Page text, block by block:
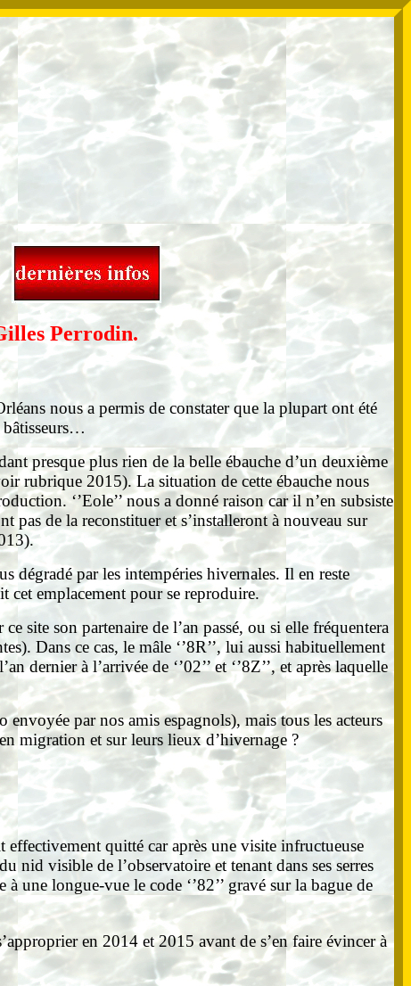
Perrodin.
nous a permis de constater que la plupart ont été
bâtisseurs…
presque plus rien de la belle ébauche d’un deuxième
rubrique 2015). La situation de cette ébauche nous
‘’Eole’’ nous a donné raison car il n’en subsiste
pas de la reconstituer et s’installeront à nouveau sur
dégradé par les intempéries hivernales. Il en reste
cet emplacement pour se reproduire.
site son partenaire de l’an passé, ou si elle fréquentera
Dans ce cas, le mâle ‘’8R’’, lui aussi habituellement
à l’arrivée de ‘’02’’ et ‘’8Z’’, et après laquelle
par nos amis espagnols), mais tous les acteurs
migration et sur leurs lieux d’hivernage ?
effectivement quitté car après une visite infructueuse
nid visible de l’observatoire et tenant dans ses serres
une longue-vue le code ‘’82’’ gravé sur la bague de
en 2014 et 2015 avant de s’en faire évincer à